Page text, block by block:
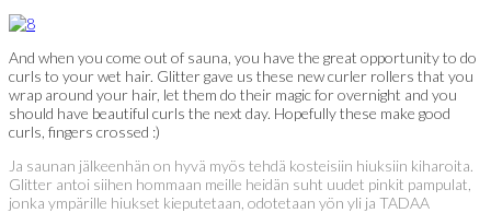
And when you come out of sauna, you have the great opportunity to do
curls to your wet hair. Glitter gave us these new curler rollers that you
wrap around your hair, let them do their magic for overnight and you
should have beautiful curls the next day. Hopefully these make good
curls, fingers crossed :)
Ja saunan jälkeenhän on hyvä myös tehdä kosteisiin hiuksiin kiharoita.
Glitter antoi siihen hommaan meille heidän suht uudet pinkit pampulat,
jonka ympärille hiukset kieputetaan, odotetaan yön yli ja TADAA